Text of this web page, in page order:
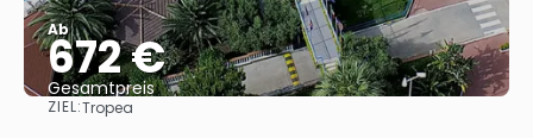
Ab
672 €
Gesamtpreis
ZIEL:Tropea